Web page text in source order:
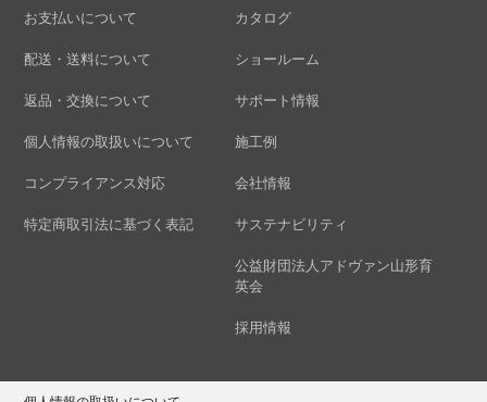
お支払いについて
配送・送料について
返品・交換について
個人情報の取扱いについて
コンプライアンス対応
特定商取引法に基づく表記
カタログ
ショールーム
サポート情報
施工例
会社情報
サステナビリティ
公益財団法人アドヴァン山形育
英会
採用情報